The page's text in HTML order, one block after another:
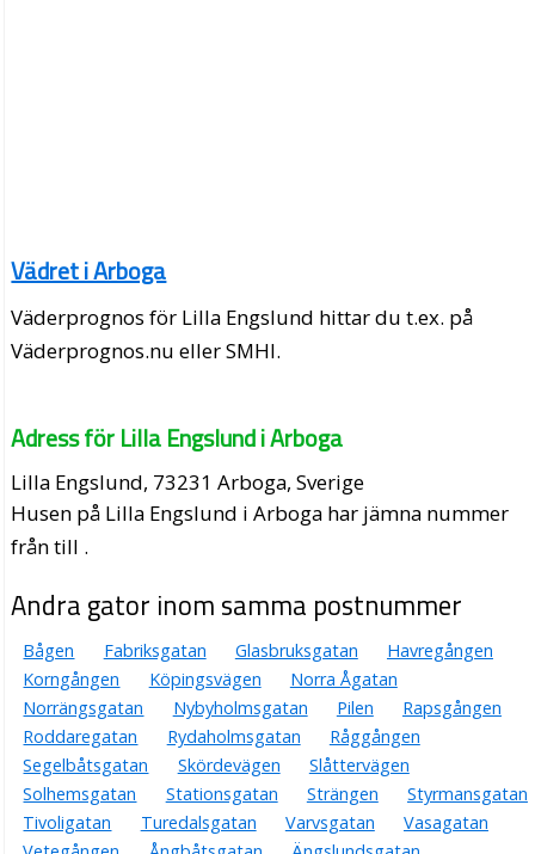
Vädret i Arboga
Väderprognos för Lilla Engslund hittar du t.ex. på
Väderprognos.nu eller SMHI.
Adress för Lilla Engslund i Arboga
Lilla Engslund, 73231 Arboga, Sverige
Husen på Lilla Engslund i Arboga har jämna nummer
från till .
Andra gator inom samma postnummer
Bågen Fabriksgatan Glasbruksgatan
Havregången
Korngången
Köpingsvägen
Norra Ågatan
Norrängsgatan
Nybyholmsgatan Pilen
Rapsgången
Roddaregatan
Rydaholmsgatan
Råggången
Segelbåtsgatan
Skördevägen
Slåttervägen
Solhemsgatan
Stationsgatan Strängen
Styrmansgatan
Tivoligatan
Turedalsgatan Varvsgatan
Vasagatan